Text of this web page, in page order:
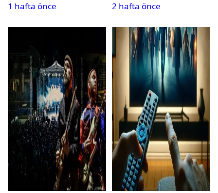
izleyebilecek
1 hafta önce
2 hafta önce